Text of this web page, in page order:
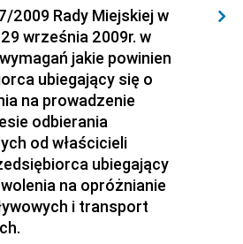
Ministra Rozwoju i Finansów
Urzędu Górniczego
Urzędu Transportu
Ministra Przedsiębiorczości i
Ministra Inwestycji i Rozwoju
Naczelnego Dyrektora Archiwów
2009 Rady Miejskiej w
września 2009r. w
jakie powinien
ubiegający się o
na prowadzenie
odbierania
od właścicieli
ubiegający
na opróżnianie
i transport